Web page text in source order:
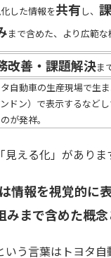
した情報を共有 し、
まで含めた、より広範な
改善・課題解決ま
タ自動車の生産現場で生
ンドン）で表示するなど
が発祥。
える化」がありま
情報を視覚的に
みまで含めた概念
う言葉はトヨタ自